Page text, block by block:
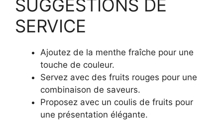
SUGGESTIONS DE
SERVICE
Ajoutez de la menthe fraîche pour une
touche de couleur.
Servez avec des fruits rouges pour une
combinaison de saveurs.
Proposez avec un coulis de fruits pour
une présentation élégante.